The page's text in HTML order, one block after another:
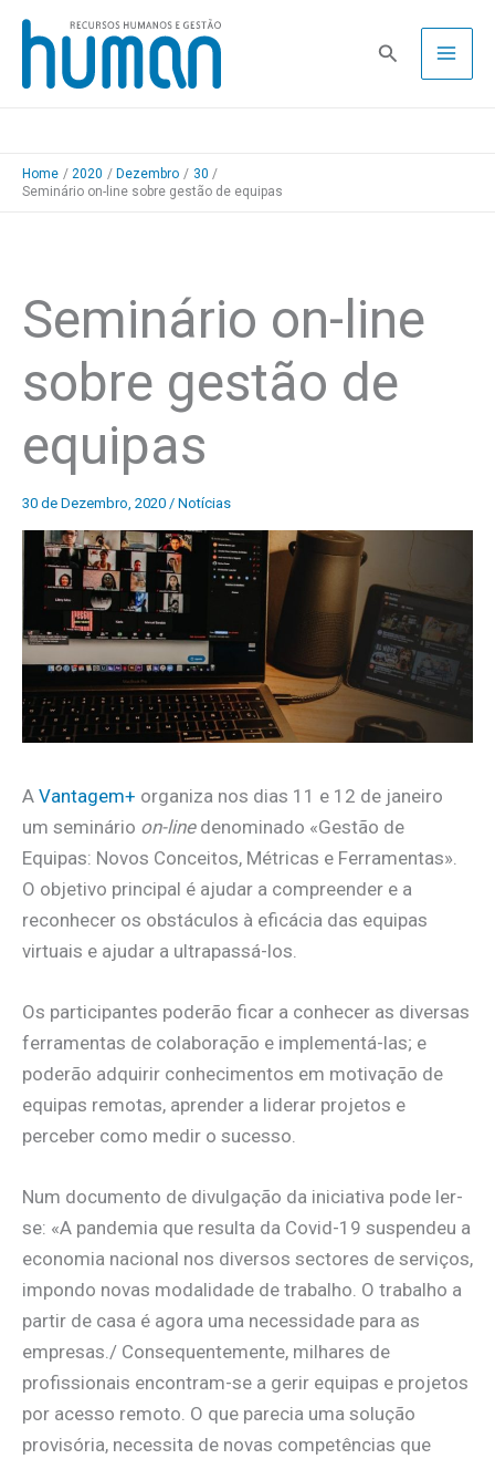
Skip
content
Pesquisa
Home 2020 Dezembro
30
Seminário on-line sobre gestão de equipas
Seminário on-line
sobre gestão de
equipas
30 de Dezembro, 2020 / Notícias
A Vantagem+ organiza nos dias 11 e 12 de janeiro
um seminário on-linedenominado «Gestão de
Equipas: Novos Conceitos, Métricas e Ferramentas».
O objetivo principal é ajudar a compreender e a
reconhecer os obstáculos à eficácia das equipas
virtuais e ajudar a ultrapassá-los.
Os participantes poderão ficar a conhecer as diversas
ferramentas de colaboração e implementá-las; e
poderão adquirir conhecimentos em motivação de
equipas remotas, aprender a liderar projetos e
perceber como medir o sucesso.
Num documento de divulgação da iniciativa pode ler-
se: «A pandemia que resulta da Covid-19 suspendeu a
economia nacional nos diversos sectores de serviços,
impondo novas modalidade de trabalho. O trabalho a
partir de casa é agora uma necessidade para as
empresas./ Consequentemente, milhares de
profissionais encontram-se a gerir equipas e projetos
por acesso remoto. O que parecia uma solução
provisória, necessita de novas competências que